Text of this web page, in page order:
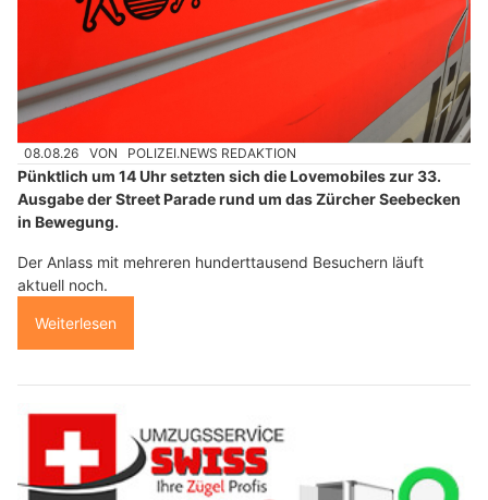
08.08.26 VON POLIZEI.NEWS REDAKTION
Pünktlich um 14 Uhr setzten sich die Lovemobiles zur 33.
Ausgabe der Street Parade rund um das Zürcher Seebecken
in Bewegung.
Der Anlass mit mehreren hunderttausend Besuchern läuft
aktuell noch.
Weiterlesen